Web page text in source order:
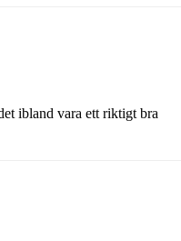
ibland vara ett riktigt bra